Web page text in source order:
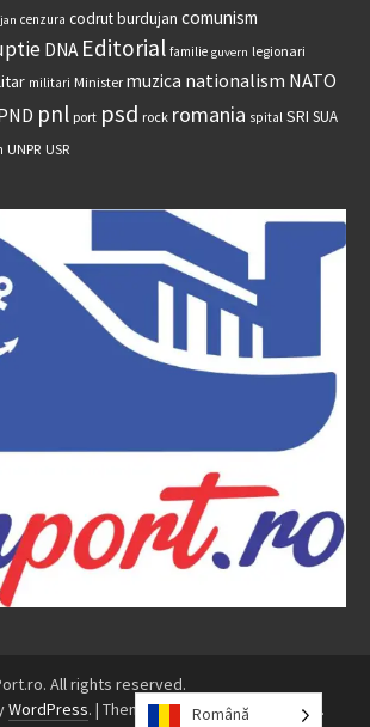
cenzura codrut burdujan comunism
DNA Editorial familie guvern legionari
militari Minister muzica nationalism NATO
pnl port psd rock romania spital SRI SUA
UNPR USR
All rights reserved.
WordPress. | Theme: Awaken byThemezHut .
Română